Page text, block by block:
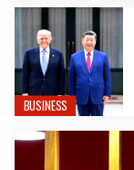
BUSINESS